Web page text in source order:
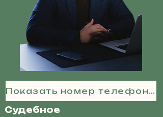
Показать номер телефона
Судебное